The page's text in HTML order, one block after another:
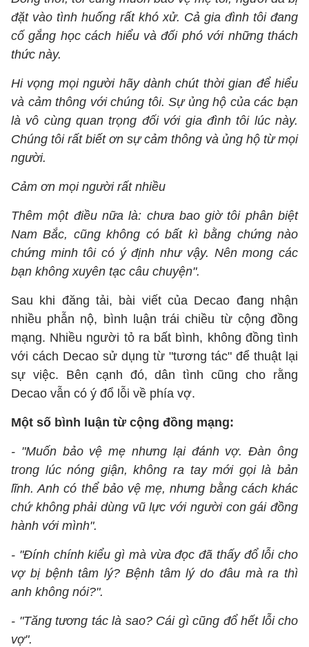
đặt vào tình huống rất khó xử. Cả gia đình tôi đang
cố gắng học cách hiểu và đối phó với những thách
thức này.
Hi vọng mọi người hãy dành chút thời gian để hiểu
và cảm thông với chúng tôi. Sự ủng hộ của các bạn
là vô cùng quan trọng đối với gia đình tôi lúc này.
Chúng tôi rất biết ơn sự cảm thông và ủng hộ từ mọi
người.
Cảm ơn mọi người rất nhiều
Thêm một điều nữa là: chưa bao giờ tôi phân biệt
Nam Bắc, cũng không có bất kì bằng chứng nào
chứng minh tôi có ý định như vậy. Nên mong các
bạn không xuyên tạc câu chuyện".
Sau khi đăng tải, bài viết của Decao đang nhận
nhiều phẫn nộ, bình luận trái chiều từ cộng đồng
mạng. Nhiều người tỏ ra bất bình, không đồng tình
với cách Decao sử dụng từ "tương tác" để thuật lại
sự việc. Bên cạnh đó, dân tình cũng cho rằng
Decao vẫn có ý đổ lỗi về phía vợ.
Một số bình luận từ cộng đồng mạng:
- "Muốn bảo vệ mẹ nhưng lại đánh vợ. Đàn ông
trong lúc nóng giận, không ra tay mới gọi là bản
lĩnh. Anh có thể bảo vệ mẹ, nhưng bằng cách khác
chứ không phải dùng vũ lực với người con gái đồng
hành với mình".
- "Đính chính kiểu gì mà vừa đọc đã thấy đổ lỗi cho
vợ bị bệnh tâm lý? Bệnh tâm lý do đâu mà ra thì
anh không nói?".
- "Tăng tương tác là sao? Cái gì cũng đổ hết lỗi cho
vợ".